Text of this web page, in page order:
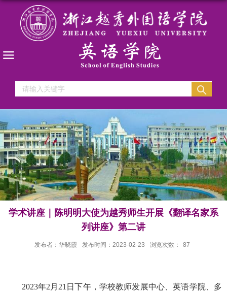
学术讲座｜陈明明大使为越秀师生开展《翻译名家系
列讲座》第二讲
发布者：华晓霞 发布时间：2023-02-23 浏览次数： 87
2023年2 月 21 日下午，学校教师发展中心 、英语学院、多